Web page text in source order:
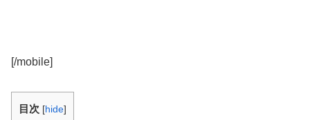
[/mobile]
目次 [hide]